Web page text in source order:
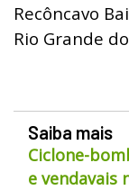
Recôncavo
Rio Grande
Saiba mais
Ciclone-
e vendavais